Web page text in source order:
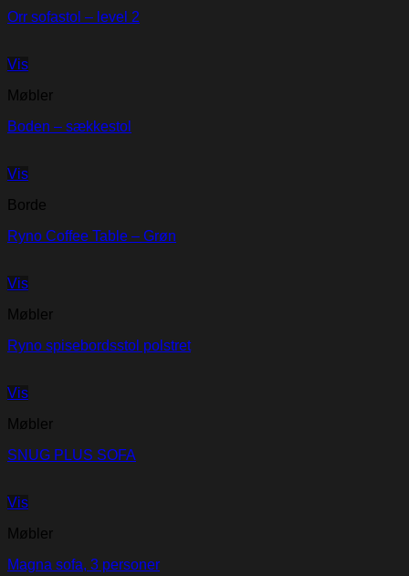
Orr sofastol – level 2
Vis
Møbler
Boden – sækkestol
Vis
Borde
Ryno Coffee Table – Grøn
Vis
Møbler
Ryno spisebordsstol polstret
Vis
Møbler
SNUG PLUS SOFA
Vis
Møbler
Magna sofa, 3 personer